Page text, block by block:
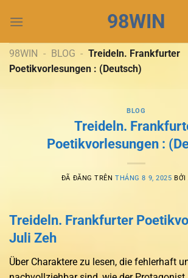
đến
dung
98WIN
98WIN - BLOG - Treideln. Frankfurter
Poetikvorlesungen : (Deutsch)
BLOG
Treideln.
Poetikvorlesungen :
ĐÃ ĐĂNG TRÊNTHÁNG 8 9, 2025 BỞI
Treideln. Frankfurter
Juli Zeh
Über Charaktere zu lesen, die fehlerhaft